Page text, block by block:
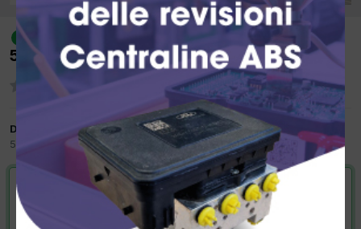
risolto
[Ford Fiesta 02/2011 1400cc KVJA
51Kw Diesel] L'auto accelera da sola
Da sarialessio
5 Dicembre 2024in Meccatronica
VAI ALLA SOLUZIONE
Risolta da sarialessio,9 Dicembre 2024